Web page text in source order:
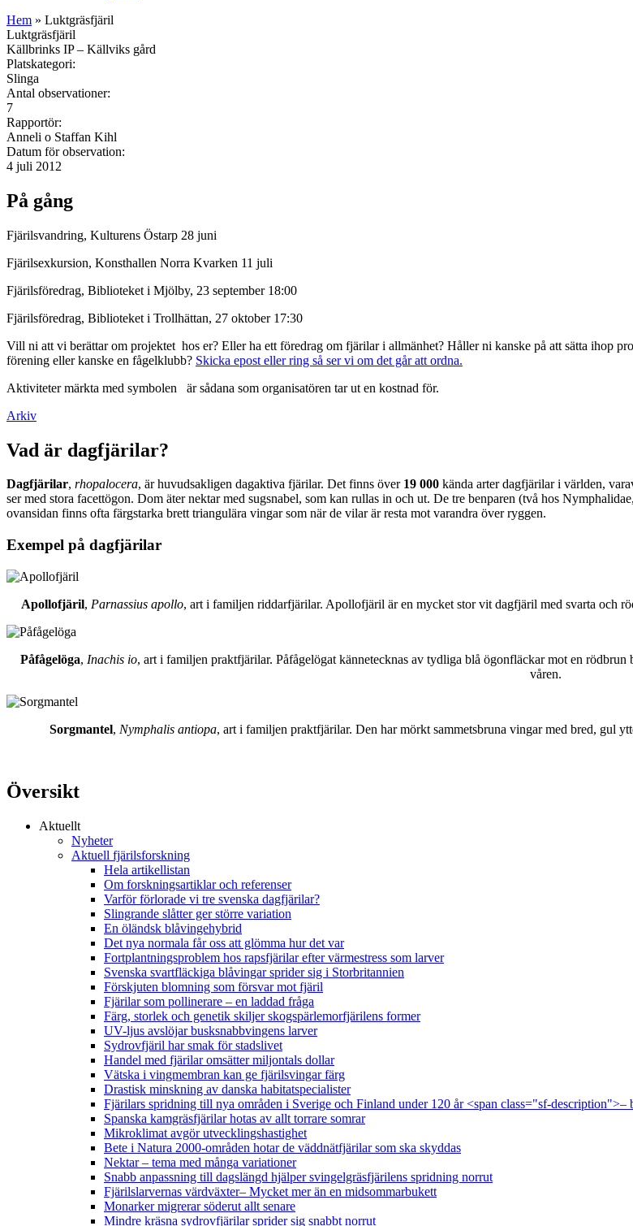
Hem » Luktgräsfjäril
Luktgräsfjäril
Källbrinks IP – Källviks gård
Platskategori:
Slinga
Antal observationer:
7
Rapportör:
Anneli o Staffan Kihl
Datum för observation:
4 juli 2012
På gång
Fjärilsvandring, Kulturens Östarp 28 juni
Fjärilsexkursion, Konsthallen Norra Kvarken 11 juli
Fjärilsföredrag, Biblioteket i Mjölby, 23 september 18:00
Fjärilsföredrag, Biblioteket i Trollhättan, 27 oktober 17:30
Vill ni att vi berättar om projektet hos er? Eller ha ett föredrag om fjärilar i allmänhet? Håller ni kanske på att sätta ihop
förening eller kanske en fågelklubb? Skicka epost eller ring så ser vi om det går att ordna.
Aktiviteter märkta med symbolen
är sådana som organisatören tar ut en kostnad för.
Arkiv
Vad är dagfjärilar?
Dagfjärilar, rhopalocera, är huvudsakligen dagaktiva fjärilar. Det finns över 19 000 kända arter dagfjärilar i världen,
ser med stora facettögon. Dom äter nektar med sugsnabel, som kan rullas in och ut. De tre benparen (två hos
ovansidan finns ofta färgstarka brett triangulära vingar som när de vilar är resta mot varandra över ryggen.
Exempel på dagfjärilar
Apollofjäril, Parnassius apollo, art i familjen riddarfjärilar. Apollofjäril är en mycket stor vit dagfjäril med svarta och
Påfågelöga, Inachis io, art i familjen praktfjärilar. Påfågelögat kännetecknas av tydliga blå ögonfläckar mot en
våren.
Sorgmantel, Nymphalis antiopa, art i familjen praktfjärilar. Den har mörkt sammetsbruna vingar med bred, gul
Översikt
Aktuellt
Nyheter
Aktuell fjärilsforskning
Hela artikellistan
Om forskningsartiklar och referenser
Varför förlorade vi tre svenska dagfjärilar?
Slingrande slåtter ger större variation
En öländsk blåvingehybrid
Det nya normala får oss att glömma hur det var
Fortplantningsproblem hos rapsfjärilar efter värmestress som larver
Svenska svartfläckiga blåvingar sprider sig i Storbritannien
Förskjuten blomning som försvar mot fjäril
Fjärilar som pollinerare – en laddad fråga
Färg, storlek och genetik skiljer skogspärlemorfjärilens former
UV-ljus avslöjar busksnabbvingens larver
Sydrovfjäril har smak för stadslivet
Handel med fjärilar omsätter miljontals dollar
Vätska i vingmembran kan ge fjärilsvingar färg
Drastisk minskning av danska habitatspecialister
Fjärilars spridning till nya områden i Sverige och Finland under 120 år <span class="sf-description">–
Spanska kamgräsfjärilar hotas av allt torrare somrar
Mikroklimat avgör utvecklingshastighet
Bete i Natura 2000-områden hotar de väddnätfjärilar som ska skyddas
Nektar – tema med många variationer
Snabb anpassning till dagslängd hjälper svingelgräsfjärilens spridning norrut
Fjärilslarvernas värdväxter– Mycket mer än en midsommarbukett
Monarker migrerar söderut allt senare
Mindre kräsna sydrovfjärilar sprider sig snabbt norrut